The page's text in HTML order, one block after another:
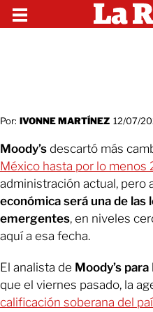
Por: IVONNE MARTÍNEZ 12/07/
Moody’s descartó más
México hasta por lo menos
administración actual, pero
económica será una de las
emergentes, en niveles
aquí a esa fecha.
El analista de Moody’s
que el viernes pasado, la
calificación soberana del